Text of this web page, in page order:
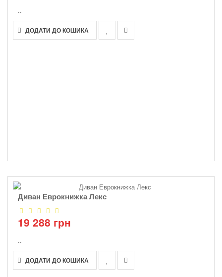
..
ДОДАТИ ДО КОШИКА
Диван Еврокнижка Лекс
19 288 грн
..
ДОДАТИ ДО КОШИКА